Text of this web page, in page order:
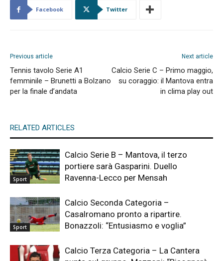
Facebook Twitter
Previous article
Tennis tavolo Serie A1
femminile – Brunetti a Bolzano
per la finale d’andata
Next article
Calcio Serie C – Primo maggio,
su coraggio: il Mantova entra
in clima play out
RELATED ARTICLES
Sport
Calcio Serie B – Mantova, il terzo
portiere sarà Gasparini. Duello
Ravenna-Lecco per Mensah
Sport
Calcio Seconda Categoria –
Casalromano pronto a ripartire.
Bonazzoli: “Entusiasmo e voglia”
Calcio Terza Categoria – La Cantera